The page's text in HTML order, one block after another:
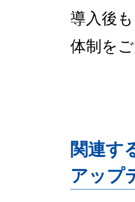
導入後
体制を
関連す
アップ